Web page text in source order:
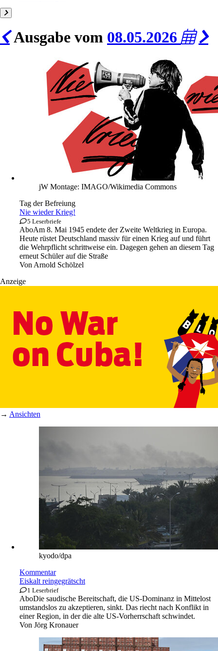
Ausgabe vom 08.05.2026
jW Montage: IMAGO/Wikimedia Commons
Tag der Befreiung
Nie wieder Krieg!
5 Leserbriefe
AboAm 8. Mai 1945 endete der Zweite Weltkrieg in Europa.
Heute rüstet Deutschland massiv für einen Krieg auf und führt
die Wehrpflicht schrittweise ein. Dagegen gehen an diesem Tag
erneut Schüler auf die Straße
Von Arnold Schölzel
Anzeige
→ Ansichten
kyodo/dpa
Kommentar
Eiskalt reingegrätscht
1 Leserbrief
AboDie saudische Bereitschaft, die US-Dominanz in Mittelost
umstandslos zu akzeptieren, sinkt. Das riecht nach Konflikt in
einer Region, in der die alte US-Vorherrschaft schwindet.
Von Jörg Kronauer